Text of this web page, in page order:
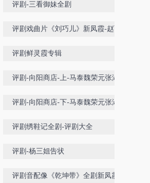
评剧-三看御妹全剧
评剧戏曲片《刘巧儿》新凤霞-赵丽
评剧鲜灵霞专辑
评剧-向阳商店-上-马泰魏荣元张淑
评剧-向阳商店-下-马泰魏荣元张淑
评剧绣鞋记全剧-评剧大全
评剧-杨三姐告状
评剧音配像《乾坤带》全剧新凤霞